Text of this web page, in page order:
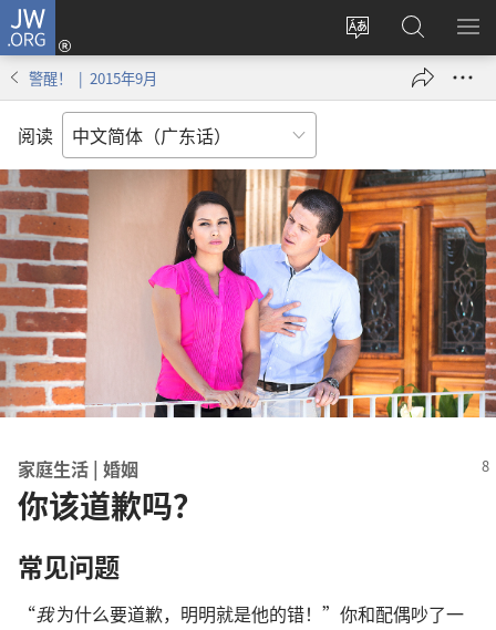
JW.ORG
更
言
登
录
（打
口）
搜
索
JW.ORG
显
警醒！ | 2015年9月
阅读
家庭生活 | 婚姻
你该道歉吗？
常见问题
“我为什么要道歉，明明就是他的错！”你和配偶吵了一